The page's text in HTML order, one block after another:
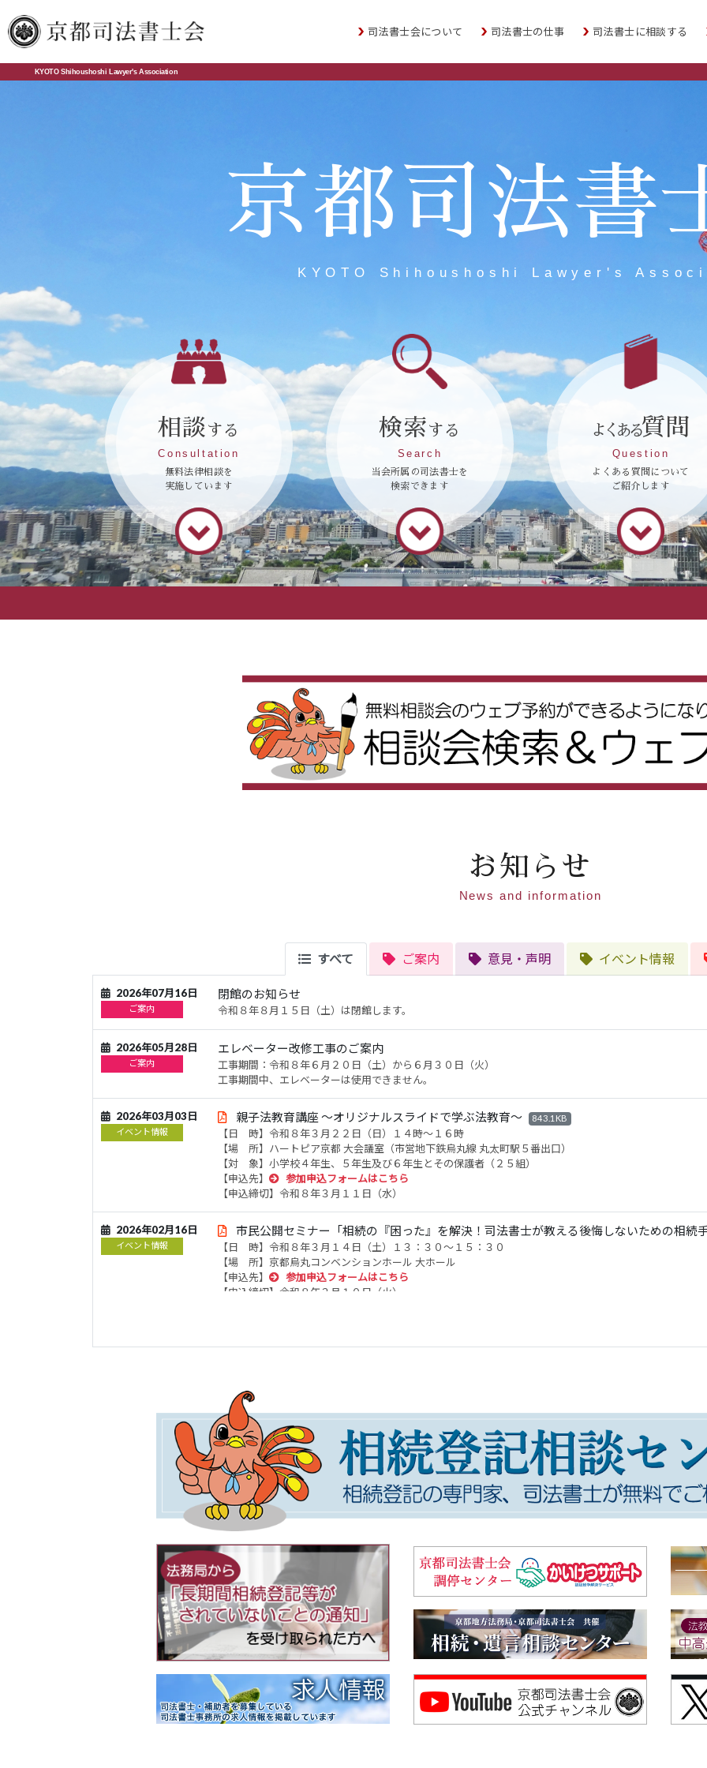
京都司法書
KYOTO Shihoushoshi Lawyer's
相談 する
Consultation
無料法律相談を
実施しています
検索 する
Search
当会所属の司法書士を
検索できます
よくある質問
Question
よくある質問について
ご紹介します
司法書士会について 司法書士の仕事 司法書士に相談する
KYOTO Shihoushoshi Lawyer's Association
お知らせ
News and information
すべて ご案内 意見・声明 イベント情報
2026年07月16日
ご案内
閉館のお知らせ
令和８年８月１５日（土）は閉館します。
2026年05月28日
ご案内
エレベーター改修工事のご案内
工事期間：令和８年６月２０日（土）から６月３０日（火）
工事期間中、エレベーターは使用できません。
2026年03月03日
イベント情報
親子法教育講座 ～オリジナルスライドで学ぶ法教育～ 843.1KB
【日 時】令和８年３月２２日（日）１４時～１６時
【場 所】ハートピア京都 大会議室（市営地下鉄烏丸線 丸太町駅５番出口）
【対 象】小学校４年生、５年生及び６年生とその保護者（２５組）
【申込先】
参加申込フォームはこちら
【申込締切】令和８年３月１１日（水）
2026年02月16日
イベント情報
市民公開セミナー「相続の『困った』を解決！司法書士が教える後悔しないための相続
【日 時】令和８年３月１４日（土）１３：３０～１５：３０
【場 所】京都烏丸コンベンションホール 大ホール
【申込先】
参加申込フォームはこちら
【申込締切】令和８年３月１０日（火）
下記相談会が、雪の影響で中止になりました。
2026年01月30日
不動産登記規則の一部を改正する省令案に関する意見書
2026年01月09日 「相続・遺言推進月間」司法書士による無料相談会開催のご案内 249.4KB
【開催期間】令和８年２月１日（日）～２月２８日（土）※ご予約不要
＜相談会場変更のお知らせ＞
２月７日（土）
【南丹市】（変更前）南丹市役所美山支所 → （変更後）美山文化ホール ２階会議室
【綾部市】（変更前）あやべ・日東精工アリーナ → （変更後）綾部市I・Tビル ３階研修室Ａ・Ｂ
２月１０日（火）
【京都市 中京区役所】（変更前）４階第１会議室 → （変更後）３階会議室
２月１２日（木）
【京都市 北区役所】（変更前）３階第４・５会議室 → （変更後）本庁舎２階第２会議室、西庁舎
2025年12月04日 年末年始閉館のお知らせ
令和７年１２月２７日（土）～令和８年１月４日（日）閉館します。
令和７年度京都司法書士会新人研修の御案内 391.5KB